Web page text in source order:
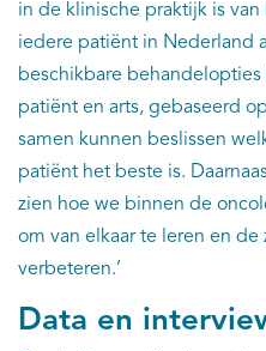
in de klinische praktijk is
iedere patiënt in Nederland
beschikbare
patiënt en arts, gebaseerd
samen kunnen beslissen
patiënt het beste is.
zien hoe we binnen de
om van elkaar te leren en
verbeteren.’
Data en